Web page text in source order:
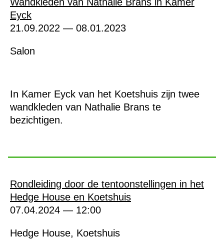
Eyck
21.09.2022 — 08.01.2023
Salon
In Kamer Eyck van het Koetshuis zijn twee
wandkleden van Nathalie Brans te
bezichtigen.
Rondleiding door de tentoonstellingen in het
Hedge House en Koetshuis
07.04.2024 — 12:00
Hedge House, Koetshuis